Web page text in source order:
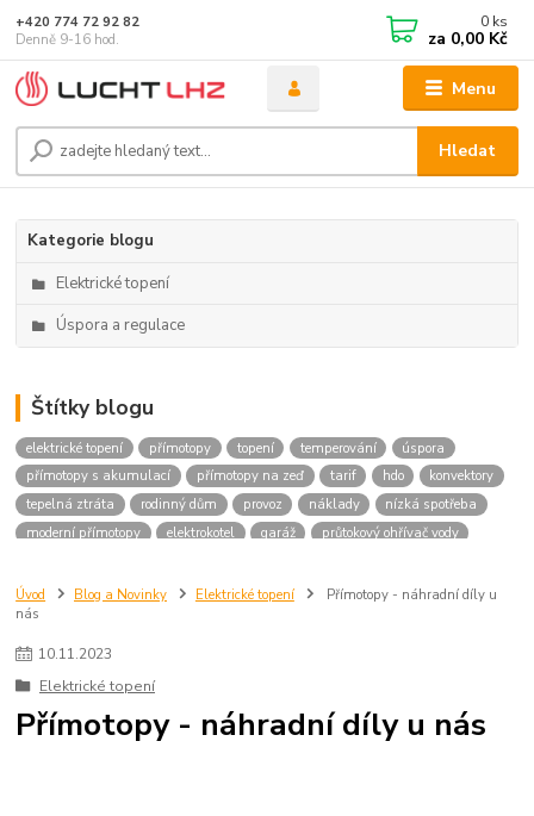
Menu
Hledat
+420 774 72 92 82
Denně 9-16 hod.
0 ks
za 0,00 Kč
Kategorie blogu
Elektrické topení
Úspora a regulace
Štítky blogu
elektrické topení přímotopy topení temperování
úspora
přímotopy s akumulací
přímotopy na zeď tarif hdo
konvektory
tepelná ztráta
rodinný dům provoz náklady
nízká spotřeba
moderní přímotopy
elektrokotel garáž
průtokový ohřívač vody
infrapanely
ceny energie topení v bytě
topení elektřinou
topení plynem
sdílení elektřiny z fve
Úvod Blog a Novinky Elektrické topení
Přímotopy - náhradní díly u
nás
10.11.2023
Elektrické topení
Přímotopy - náhradní díly u nás